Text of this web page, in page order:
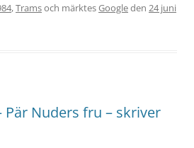
,Tramsoch märktesGoogleden 24 juni
Pär Nuders fru – skriver